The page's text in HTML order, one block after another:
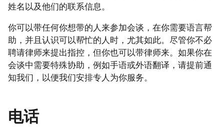
姓名以及他们的联系信息。
你可以带任何你想带的人来参加会谈，在你需要语言帮
助，并且认识可以帮忙的人时，尤其如此。尽管你不必
聘请律师来提出指控，但你也可以带律师来。如果你在
会谈中需要特殊协助，例如手语或外语翻译，请提前通
知我们，以便我们安排专人为你服务。
电话